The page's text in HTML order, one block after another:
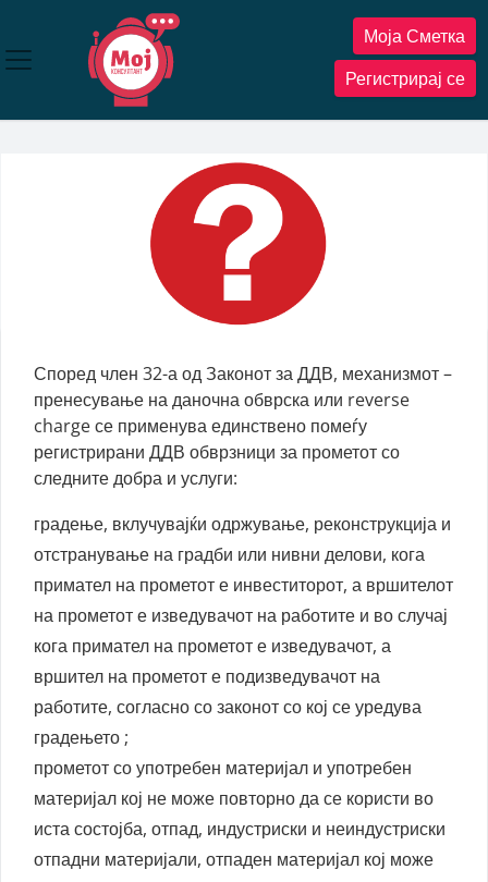
содржината
Моја Сметка
Регистрирај се
Според член 32-а од Законот за ДДВ, механизмот –
пренесување на даночна обврска или reverse
charge се применува единствено помеѓу
регистрирани ДДВ обврзници за прометот со
следните добра и услуги:
градење, вклучувајќи одржување, реконструкција и
отстранување на градби или нивни делови, кога
примател на прометот е инвеститорот, а вршителот
на прометот е изведувачот на работите и во случај
кога примател на прометот е изведувачот, а
вршител на прометот е подизведувачот на
работите, согласно со законот со кој се уредува
градењето ;
прометот со употребен материјал и употребен
материјал кој не може повторно да се користи во
иста состојба, отпад, индустриски и неиндустриски
отпадни материјали, отпаден материјал кој може